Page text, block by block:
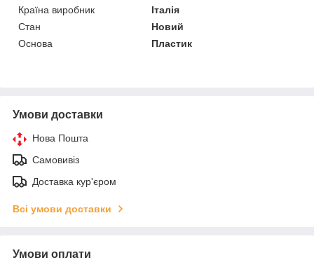
Країна виробник
Італія
Стан
Новий
Основа
Пластик
Умови доставки
Нова Пошта
Самовивіз
Доставка кур'єром
Всі умови доставки
Умови оплати